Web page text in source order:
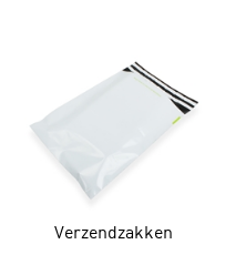
Verzendzakken